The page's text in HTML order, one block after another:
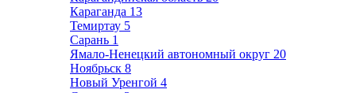
Караганда 13
Темиртау 5
Сарань 1
Ямало-Ненецкий автономный округ 20
Ноябрьск 8
Новый Уренгой 4